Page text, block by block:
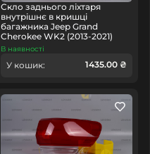
Скло заднього ліхтаря
внутрішнє в кришці
багажника Jeep Grand
Cherokee WK2 (2013-2021)
рест праве
В наявності
У кошик: 1435.00 ₴